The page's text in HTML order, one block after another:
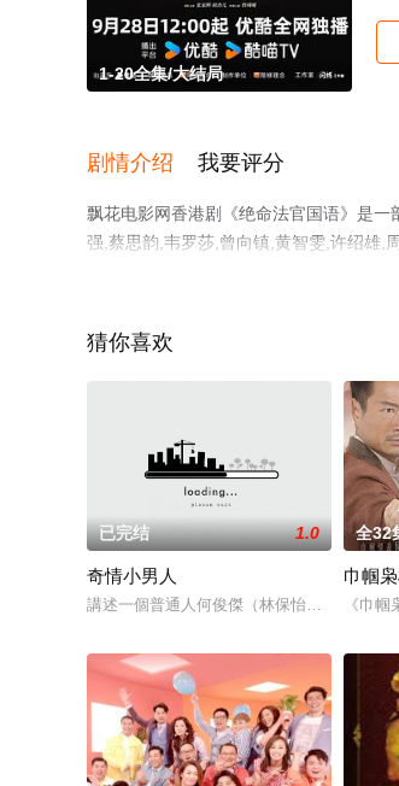
1-20全集/大结局
剧情介绍 我要评分
飘花电影网香港剧《绝命法官国语》是
强,蔡思韵,韦罗莎,曾向镇,黄智雯,许绍雄,
费观看高清未删减完整版电视剧全集就
猜你喜欢
已完结 1.0
奇情小男人
講述一個普通人何俊傑（林保怡）的婚後生
全32
巾帼
《巾